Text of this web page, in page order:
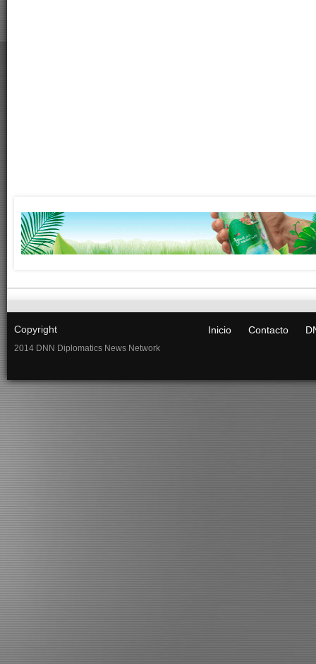
Copyright
2014 DNN Diplomatics News Network
Inicio Contacto